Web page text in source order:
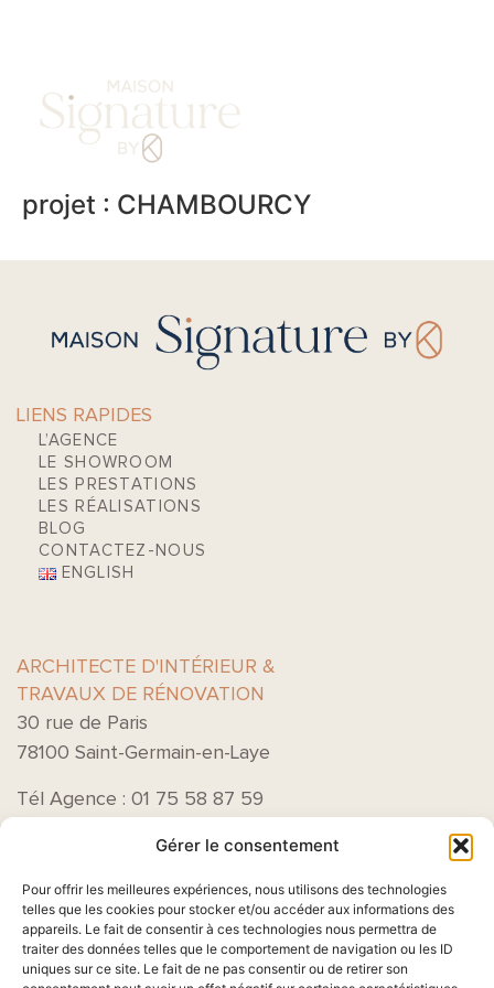
Gérer le consentement
Pour offrir les meilleures expériences, nous utilisons des technologies
telles que les cookies pour stocker et/ou accéder aux informations des
appareils. Le fait de consentir à ces technologies nous permettra de
traiter des données telles que le comportement de navigation ou les ID
uniques sur ce site. Le fait de ne pas consentir ou de retirer son
projet : CHAMBOURCY
LIENS RAPIDES
L’AGENCE
LE SHOWROOM
LES PRESTATIONS
LES RÉALISATIONS
BLOG
CONTACTEZ-NOUS
ENGLISH
ARCHITECTE D'INTÉRIEUR &
TRAVAUX DE RÉNOVATION
30 rue de Paris
78100 Saint-Germain-en-Laye
Tél Agence : 01 75 58 87 59